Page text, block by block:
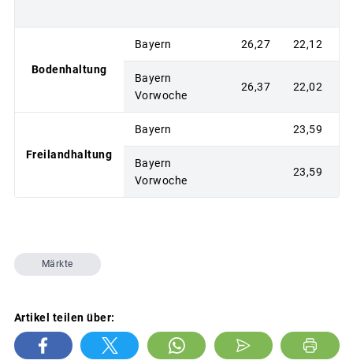
Bodenhaltung
Bayern 26,27 22,12
Bayern
Vorwoche
26,37 22,02
Freilandhaltung
Bayern 23,59
Bayern
Vorwoche
23,59
Märkte
Artikel teilen über: